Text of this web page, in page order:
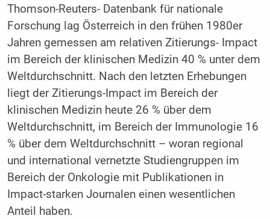
Thomson-Reuters- Datenbank für nationale
Forschung lag Österreich in den frühen 1980er
Jahren gemessen am relativen Zitierungs- Impact
im Bereich der klinischen Medizin 40 % unter dem
Weltdurchschnitt. Nach den letzten Erhebungen
liegt der Zitierungs-Impact im Bereich der
klinischen Medizin heute 26 % über dem
Weltdurchschnitt, im Bereich der Immunologie 16
% über dem Weltdurchschnitt – woran regional
und international vernetzte Studiengruppen im
Bereich der Onkologie mit Publikationen in
Impact-starken Journalen einen wesentlichen
Anteil haben.